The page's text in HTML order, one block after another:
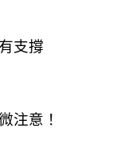
支撐
注意！